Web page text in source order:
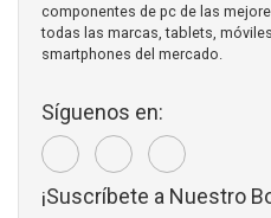
componentes de pc de las
todas las marcas, tablets,
smartphones del mercado.
Síguenos en:
¡Suscríbete a Nuestro